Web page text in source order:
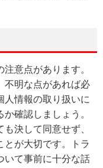
意点があります。
不明な点があれば必
人情報の取り扱いに
確認しましょう。
決して同意せず、
とが大切です。トラ
いて事前に十分な話